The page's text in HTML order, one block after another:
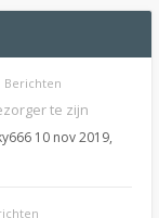
Berichten
te zijn
10 nov 2019,